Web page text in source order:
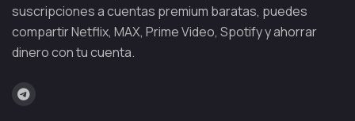
suscripciones a cuentas premium baratas, puedes
compartir Netflix, MAX, Prime Video, Spotify y ahorrar
dinero con tu cuenta.